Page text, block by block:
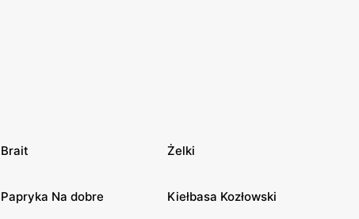
Brait Żelki
Papryka Na dobre Kiełbasa Kozłowski